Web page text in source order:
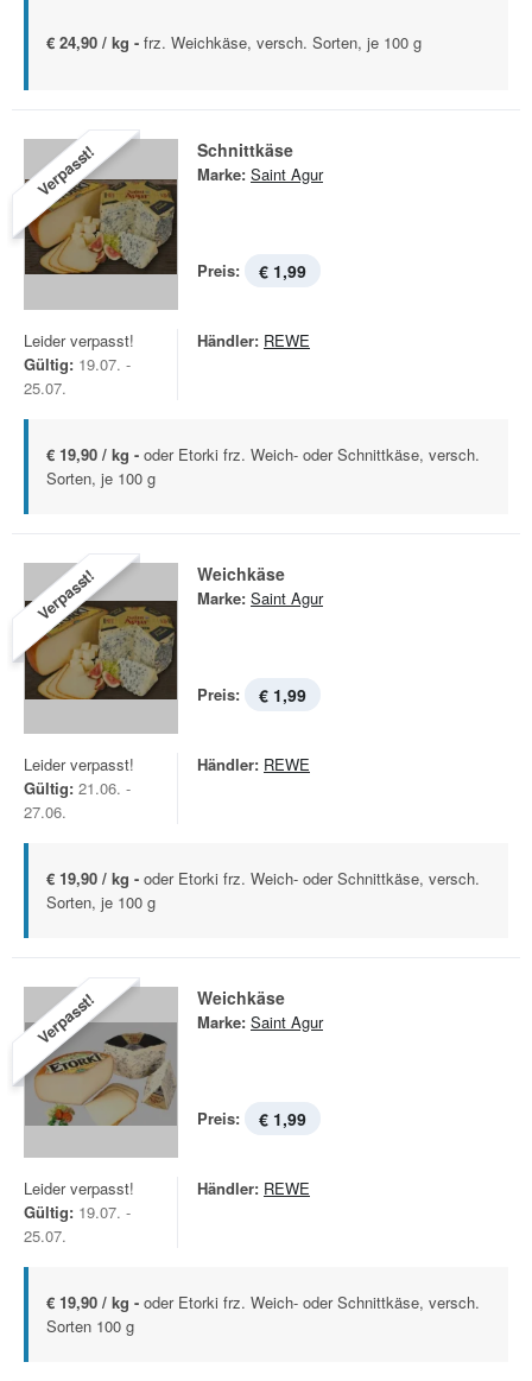
€ 24,90 / kg - frz. Weichkäse, versch. Sorten, je 100 g
Verpasst! Schnittkäse
Marke: Saint Agur
Preis: € 1,99
Leider verpasst!
Gültig: 19.07. -
25.07.
Händler: REWE
€ 19,90 / kg - oder Etorki frz. Weich- oder Schnittkäse, versch.
Sorten, je 100 g
Verpasst! Weichkäse
Marke: Saint Agur
Preis: € 1,99
Leider verpasst!
Gültig: 21.06. -
27.06.
Händler: REWE
€ 19,90 / kg - oder Etorki frz. Weich- oder Schnittkäse, versch.
Sorten, je 100 g
Verpasst! Weichkäse
Marke: Saint Agur
Preis: € 1,99
Leider verpasst!
Gültig: 19.07. -
25.07.
Händler: REWE
€ 19,90 / kg - oder Etorki frz. Weich- oder Schnittkäse, versch.
Sorten 100 g